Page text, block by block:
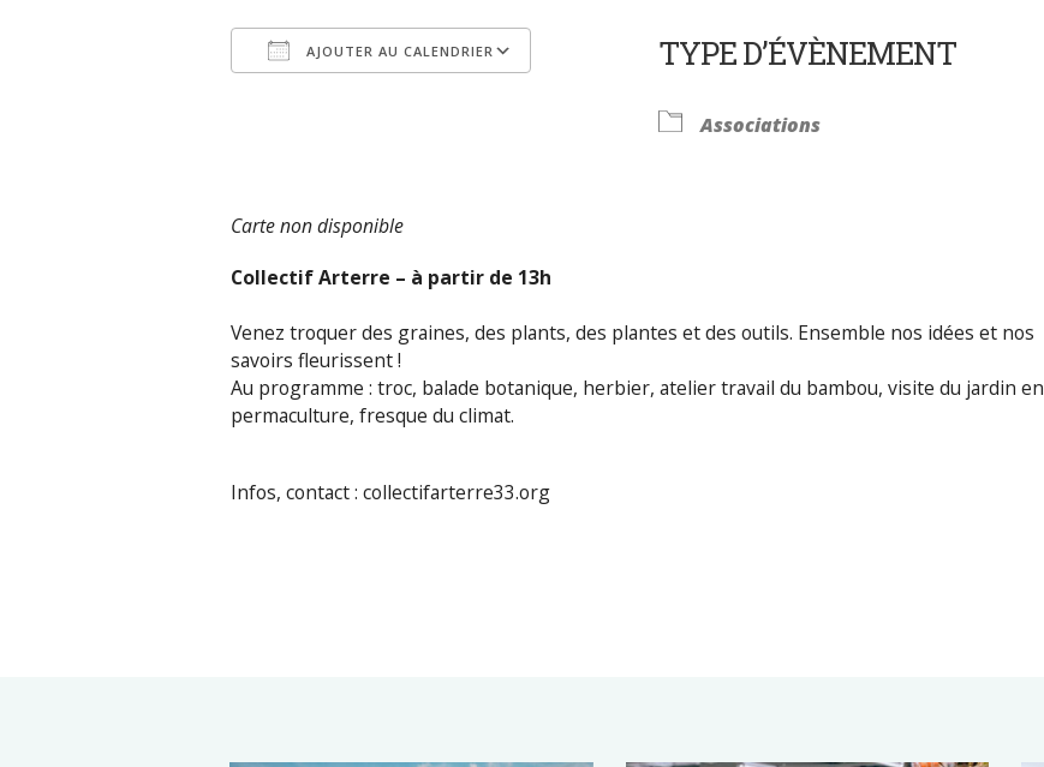
AJOUTER AU CALENDRIER TYPE D’ÉVÈNEMENT
Associations
Carte non disponible
Collectif Arterre – à partir de 13h
Venez troquer des graines, des plants, des plantes et des outils. Ensemble nos idées et nos
savoirs fleurissent !
Au programme : troc, balade botanique, herbier, atelier travail du bambou, visite du jardin en
permaculture, fresque du climat.
Infos, contact : collectifarterre33.org